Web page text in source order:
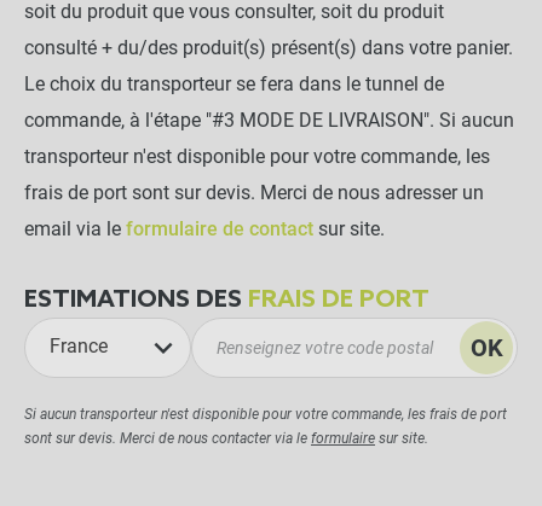
soit du produit que vous consulter, soit du produit
consulté + du/des produit(s) présent(s) dans votre panier.
Le choix du transporteur se fera dans le tunnel de
commande, à l'étape "#3 MODE DE LIVRAISON". Si aucun
transporteur n'est disponible pour votre commande, les
frais de port sont sur devis. Merci de nous adresser un
email via le formulaire de contact sur site.
ESTIMATIONS DES FRAIS DE PORT
France OK
Si aucun transporteur n'est disponible pour votre commande, les frais de port
sont sur devis. Merci de nous contacter via le formulaire sur site.